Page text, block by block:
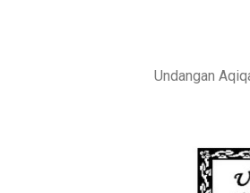
Undangan